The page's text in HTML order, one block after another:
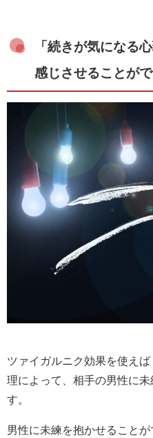
「続きが気になる
感じさせることが
ツァイガルニク効果を使え
理によって、相手の男性に
す。
男性に未練を抱かせること